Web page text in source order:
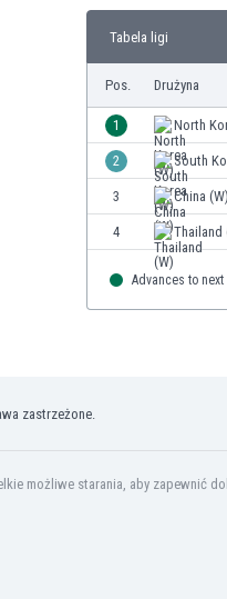
Tabela ligi
Pos. Drużyna
1 North
2 South
3 China (W)
4 Thailand
Advances to next
zastrzeżone.
możliwe starania, aby zapewnić